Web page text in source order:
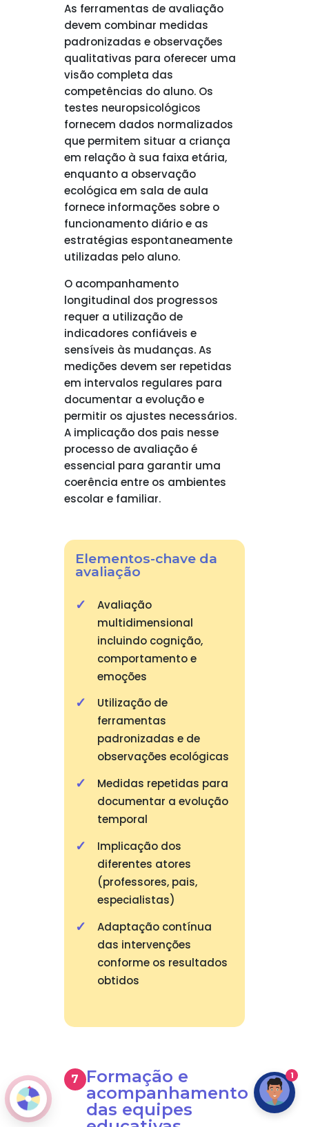
As ferramentas de avaliação
devem combinar medidas
padronizadas e observações
qualitativas para oferecer uma
visão completa das
competências do aluno. Os
testes neuropsicológicos
fornecem dados normalizados
que permitem situar a criança
em relação à sua faixa etária,
enquanto a observação
ecológica em sala de aula
fornece informações sobre o
funcionamento diário e as
estratégias espontaneamente
utilizadas pelo aluno.
O acompanhamento
longitudinal dos progressos
requer a utilização de
indicadores confiáveis e
sensíveis às mudanças. As
medições devem ser repetidas
em intervalos regulares para
documentar a evolução e
permitir os ajustes necessários.
A implicação dos pais nesse
processo de avaliação é
essencial para garantir uma
coerência entre os ambientes
escolar e familiar.
Elementos-chave da
avaliação
Avaliação
multidimensional
incluindo cognição,
comportamento e
emoções
Utilização de
ferramentas
padronizadas e de
observações ecológicas
Medidas repetidas para
documentar a evolução
temporal
Implicação dos
diferentes atores
(professores, pais,
especialistas)
Adaptação contínua
das intervenções
conforme os resultados
obtidos
Formação e
acompanhamento
das equipes
1